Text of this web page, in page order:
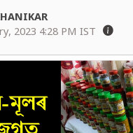
2023 4:28 PM IST